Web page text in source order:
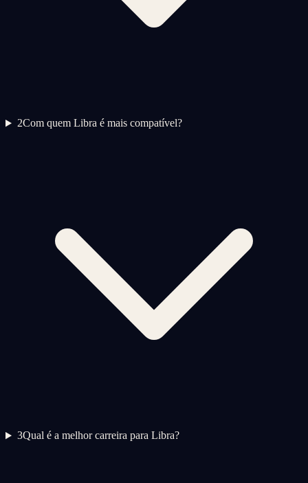
2Com quem Libra é mais compatível?
3Qual é a melhor carreira para Libra?